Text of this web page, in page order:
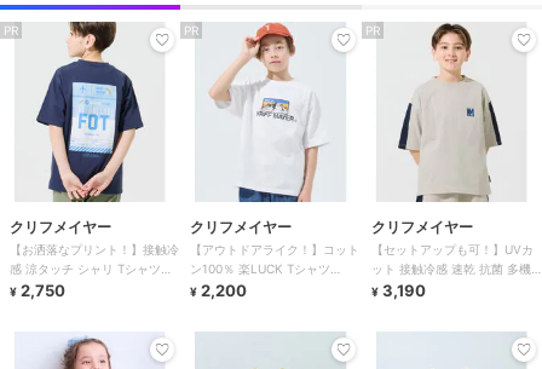
PR
クリフメイヤー
【お洒落なプリント！】接触冷
感 涼タッチ シャリ Tシャツ
120cm～170cm
¥ 2,750
PR
クリフメイヤー
【アウトドアライク！】コット
ン100％ 楽LUCK Tシャツ
120cm～170cm
¥ 2,200
PR
クリフメイヤー
【セットアップも可！】UVカ
ット 接触冷感 速乾 抗菌 多機
能 Ｔシャツ 120cm～170cm
¥ 3,190